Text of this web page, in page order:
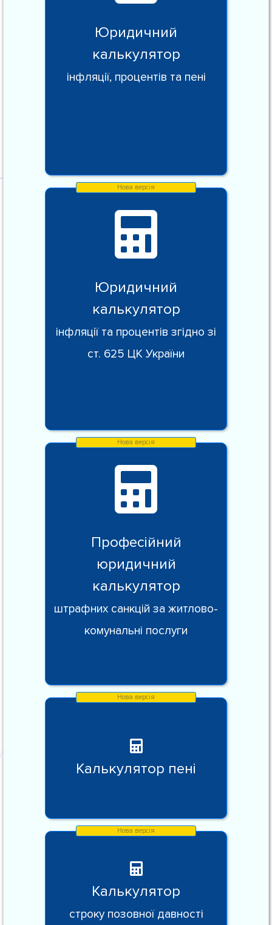
Юридичний
калькулятор
інфляції, процентів та пені
Юридичний
калькулятор
інфляції та процентів згідно зі
ст. 625 ЦК України
Професійний
юридичний
калькулятор
штрафних санкцій за житлово-
комунальні послуги
Калькулятор пені
Калькулятор
строку позовної давності